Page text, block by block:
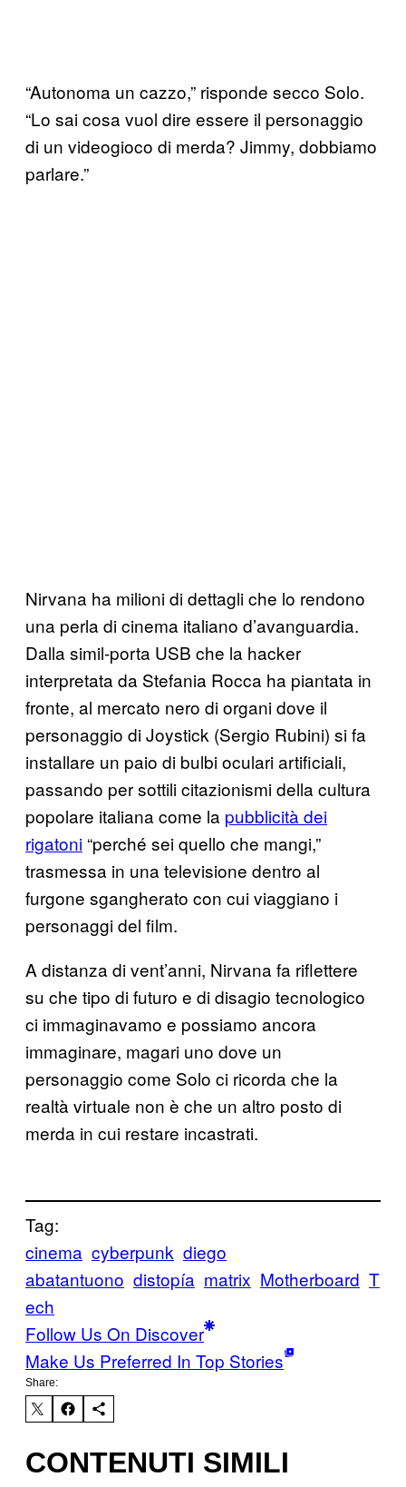
“Autonoma un cazzo,” risponde secco Solo.
“Lo sai cosa vuol dire essere il personaggio
di un videogioco di merda? Jimmy, dobbiamo
parlare.”
Nirvana ha milioni di dettagli che lo rendono
una perla di cinema italiano d’avanguardia.
Dalla simil-porta USB che la hacker
interpretata da Stefania Rocca ha piantata in
fronte, al mercato nero di organi dove il
personaggio di Joystick (Sergio Rubini) si fa
installare un paio di bulbi oculari artificiali,
passando per sottili citazionismi della cultura
popolare italiana come la pubblicità dei
rigatoni “perché sei quello che mangi,”
trasmessa in una televisione dentro al
furgone sgangherato con cui viaggiano i
personaggi del film.
A distanza di vent’anni, Nirvana fa riflettere
su che tipo di futuro e di disagio tecnologico
ci immaginavamo e possiamo ancora
immaginare, magari uno dove un
personaggio come Solo ci ricorda che la
realtà virtuale non è che un altro posto di
merda in cui restare incastrati.
Tag:
cinema cyberpunk diego
abatantuono distopía matrix Motherboard T
ech
Follow Us On Discover
Make Us Preferred In Top Stories
Share:
CONTENUTI SIMILI